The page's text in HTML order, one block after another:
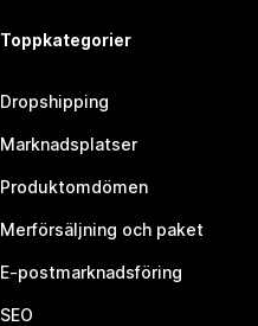
Toppkategorier
Dropshipping
Marknadsplatser
Produktomdömen
Merförsäljning och paket
E-postmarknadsföring
SEO